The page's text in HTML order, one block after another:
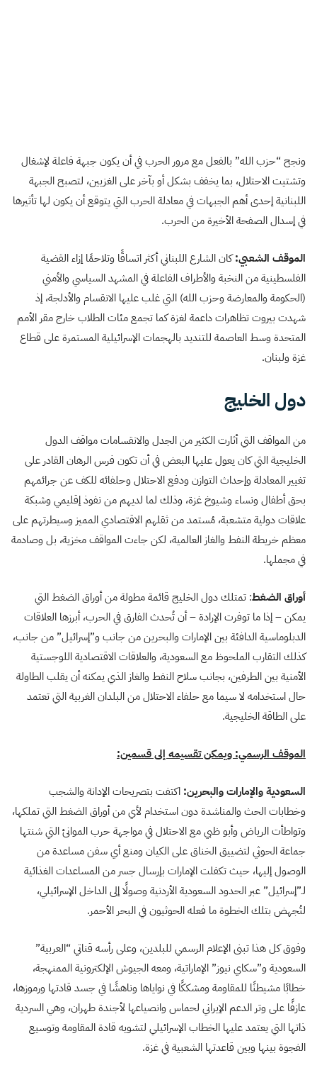
ونجح “حزب الله” بالفعل مع مرور الحرب في أن يكون جبهة فاعلة لإشغال
وتشتيت الاحتلال، بما يخفف بشكل أو بآخر على الغزيين، لتصبح الجبهة
اللبنانية إحدى أهم الجبهات في معادلة الحرب التي يتوقع أن يكون لها تأثيرها
في إسدال الصفحة الأخيرة من الحرب.
الموقف الشعبي:كان الشارع اللبناني أكثر اتساقًا وتلاحمًا إزاء القضية
الفلسطينية من النخبة والأطراف الفاعلة في المشهد السياسي والأمني
(الحكومة والمعارضة وحزب الله) التي غلب عليها الانقسام والأدلجة، إذ
شهدت بيروت تظاهرات داعمة لغزة كما تجمع مئات الطلاب خارج مقر الأمم
المتحدة وسط العاصمة للتنديد بالهجمات الإسرائيلية المستمرة على قطاع
غزة ولبنان.
دول الخليج
من المواقف التي أثارت الكثير من الجدل والانقسامات مواقف الدول
الخليجية التي كان يعول عليها البعض في أن تكون فرس الرهان القادر على
تغيير المعادلة وإحداث التوازن ودفع الاحتلال وحلفائه للكف عن جرائمهم
بحق أطفال ونساء وشيوخ غزة، وذلك لما لديهم من نفوذ إقليمي وشبكة
علاقات دولية متشعبة، مُستمد من ثقلهم الاقتصادي المميز وسيطرتهم على
معظم خريطة النفط والغاز العالمية، لكن جاءت المواقف مخزية، بل وصادمة
في مجملها.
أوراق الضغط: تمتلك دول الخليج قائمة مطولة من أوراق الضغط التي
يمكن – إذا ما توفرت الإرادة – أن تُحدث الفارق في الحرب، أبرزها العلاقات
الدبلوماسية الدافئة بين الإمارات والبحرين من جانب و”إسرائيل” من جانب،
كذلك التقارب الملحوظ مع السعودية، والعلاقات الاقتصادية اللوجستية
الأمنية بين الطرفين، بجانب سلاح النفط والغاز الذي يمكنه أن يقلب الطاولة
حال استخدامه لا سيما مع حلفاء الاحتلال من البلدان الغربية التي تعتمد
على الطاقة الخليجية.
الموقف الرسمي: ويمكن تقسيمه إلى قسمين:
السعودية والإمارات والبحرين: اكتفت بتصريحات الإدانة والشجب
وخطابات الحث والمناشدة دون استخدام لأي من أوراق الضغط التي تملكها،
وتواطأت الرياض وأبو ظبي مع الاحتلال في مواجهة حرب الموانئ التي شنتها
جماعة الحوثي لتضييق الخناق على الكيان ومنع أي سفن مساعدة من
الوصول إليها، حيث تكفلت الإمارات بإرسال جسر من المساعدات الغذائية
لـ”إسرائيل” عبر الحدود السعودية الأردنية وصولًا إلى الداخل الإسرائيلي،
لتُجهض بتلك الخطوة ما فعله الحوثيون في البحر الأحمر.
وفوق كل هذا تبنى الإعلام الرسمي للبلدين، وعلى رأسه قناتي “العربية”
السعودية و”سكاي نيوز” الإماراتية، ومعه الجيوش الإلكترونية الممنهجة،
خطابًا مشيطنًا للمقاومة ومشككًا في نواياها وناهشًا في جسد قادتها ورموزها،
عازفًا على وتر الدعم الإيراني لحماس وانصياعها لأجندة طهران، وهي السردية
ذاتها التي يعتمد عليها الخطاب الإسرائيلي لتشويه قادة المقاومة وتوسيع
الفجوة بينها وبين قاعدتها الشعبية في غزة.